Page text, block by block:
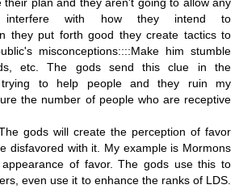
their plan and they aren't going to allow any
interfere with how they intend to
they put forth good they create tactics to
misconceptions::::Make him stumble
etc. The gods send this clue in the
trying to help people and they ruin my
the number of people who are receptive
gods will create the perception of favor
disfavored with it. My example is Mormons
of favor. The gods use this to
even use it to enhance the ranks of LDS.